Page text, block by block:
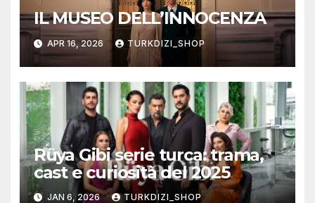
IL MUSEO DELL’INNOCENZA
APR 16, 2026 TURKDIZI_SHOP
Rüya Gibi serie turca: trama,
cast e curiosità del 2025
JAN 6, 2026 TURKDIZI_SHOP